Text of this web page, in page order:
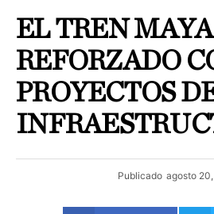
EL TREN
REFORZADO
PROYECTOS
Publicado agosto